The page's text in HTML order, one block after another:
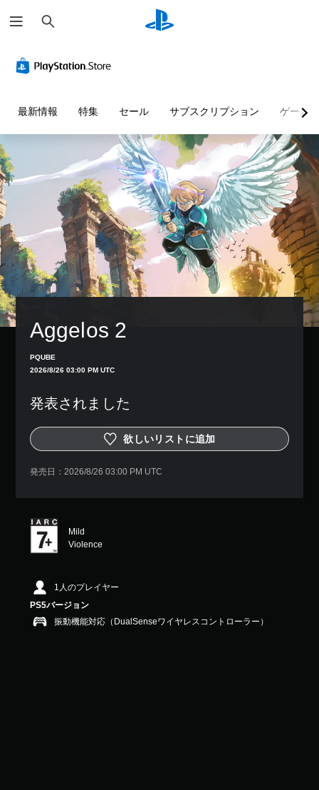
索
最新情報 特集 セール サブスクリプション ゲーム
Aggelos 2
PQUBE
2026/8/26 03:00 PM UTC
発表されました
欲しいリストに追加
発売日： 2026/8/26 03:00 PM UTC
Mild
Violence
1人のプレイヤー
PS5バージョン
振動機能対応（DualSenseワイヤレスコントローラー）